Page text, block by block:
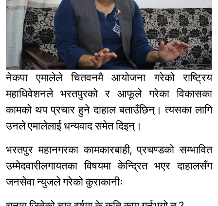
नेकपा एमालेले चितवनमै आयोजना गरेको राष्ट्रिय
महाधिवेशनले भरतपुरको र आफूले गरेका विकासका
कामको थप प्रचार हुने दाहाल बताउँछिन्। त्यसका लागि
उनले एमालेलाई धन्यवाद समेत दिइन्।
भरतपुर महानगरका कामकारबाही, प्रचण्डको सम्भावित
उम्मेदवारीलगायतका विषयमा केन्द्रित भएर दाहालसँग
जनसेवा न्युजले गरेको कुराकानीः​